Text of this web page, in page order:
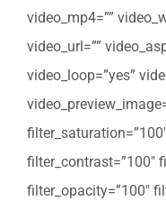
video_mp4=””
video_url=””
video_loop=”yes”
filter_contrast=”100″
filter_opacity=”100″